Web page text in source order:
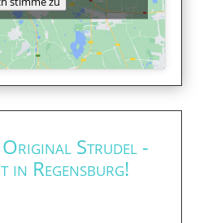
Original Strudel -
in Regensburg!